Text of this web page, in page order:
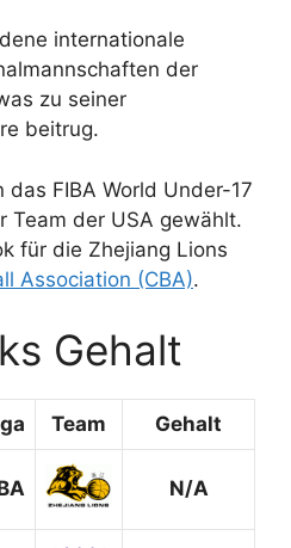
internationale
der
zu seiner
beitrug.
FIBA World Under-17
Team der USA gewählt.
für die Zhejiang Lions
Association (CBA).
Gehalt
Team Gehalt
N/A